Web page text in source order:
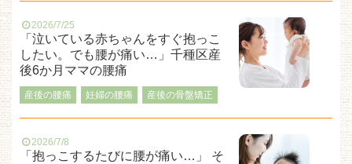
2026/7/25
「泣いている赤ちゃんをすぐ抱っこ
したい。でも腰が痛い…」千種区産
後6か月ママの腰痛
産後の腰痛 妊婦の腰痛 産後の骨盤矯正
2026/7/8
「抱っこするたびに腰が痛い…」 そ